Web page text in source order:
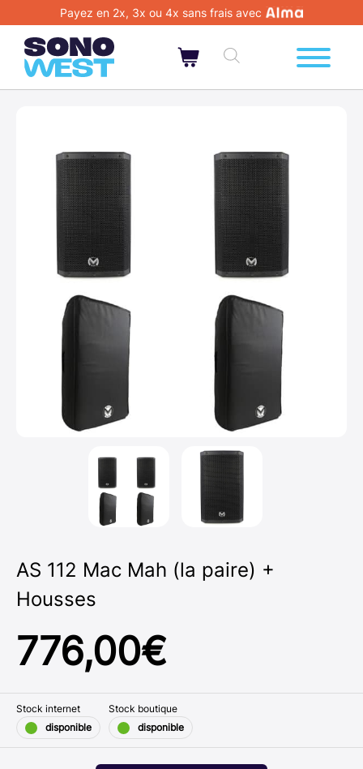
Payez en 2x, 3x ou 4x sans frais avec
AS 112 Mac Mah (la paire) +
Housses
776,00€
Stock internet
disponible
Stock boutique
disponible